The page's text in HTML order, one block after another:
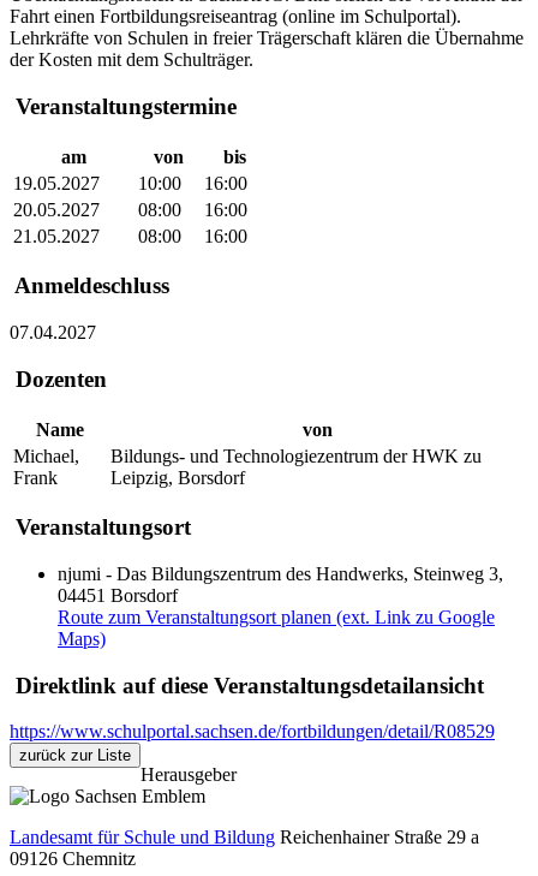
Fahrt einen Fortbildungsreiseantrag (online im Schulportal).
Lehrkräfte von Schulen in freier Trägerschaft klären die Übernahme
der Kosten mit dem Schulträger.
Veranstaltungstermine
am von
bis
19.05.2027
10:00
16:00
20.05.2027
08:00
16:00
21.05.2027
08:00 16:00
Anmeldeschluss
07.04.2027
Dozenten
Name
von
Michael,
Frank
Bildungs- und Technologiezentrum der HWK zu
Leipzig, Borsdorf
Veranstaltungsort
njumi - Das Bildungszentrum des Handwerks, Steinweg 3,
04451 Borsdorf
Route zum Veranstaltungsort planen (ext. Link zu Google
Maps)
Direktlink auf diese Veranstaltungsdetailansicht
https://www.schulportal.sachsen.de/fortbildungen/detail/R08529
zurück zur Liste
Herausgeber
Landesamt für Schule und Bildung Reichenhainer Straße 29 a
09126 Chemnitz